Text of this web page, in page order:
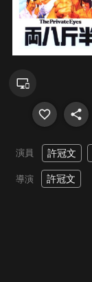
演員 許冠文
導演 許冠文